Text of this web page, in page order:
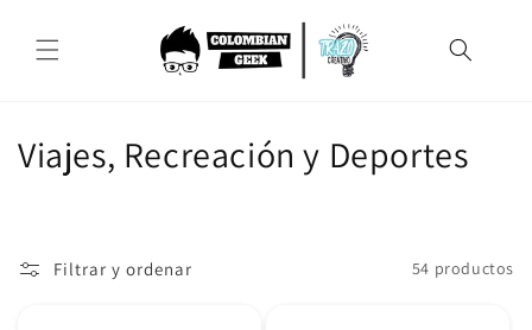
al contenido
C
e
Viajes, Recreación y Deportes
Filtrar y ordenar 54 productos